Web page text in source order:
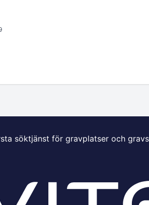
söktjänst för gravplatser och